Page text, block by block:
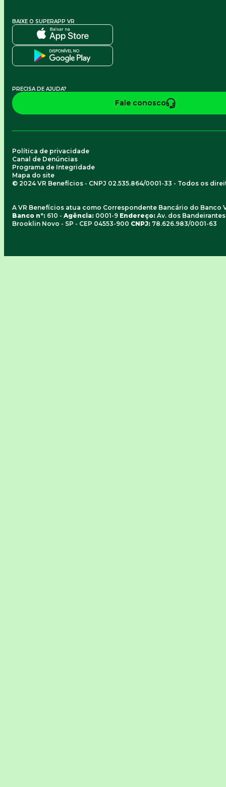
BAIXE O SUPERAPP VR
PRECISA DE AJUDA?
Fale conosco
© 2024 VR Benefícios - CNPJ 02.535.864/0001-33 - Todos os
Política de privacidade
Canal de Denúncias
Programa de Integridade
Mapa do site
A VR Benefícios atua como Correspondente Bancário do Banco
Banco nº: 610 - Agência: 0001-9 Endereço: Av. dos
Brooklin Novo - SP - CEP 04553-900 CNPJ: 78.626.983/0001-63